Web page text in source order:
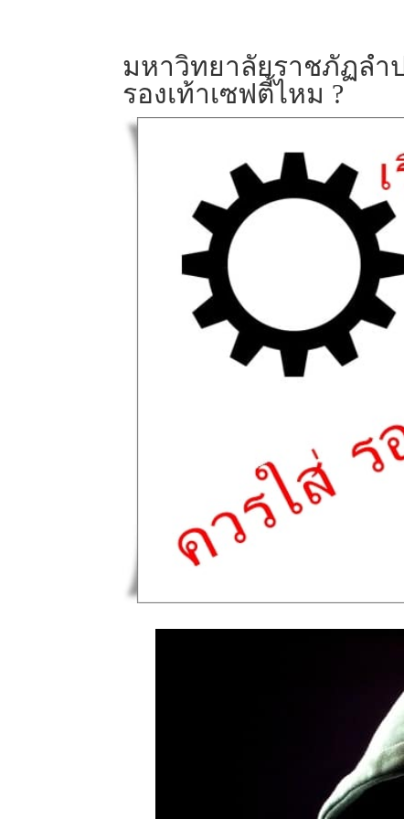
มหาวิทยาลัยราชภัฏลำ
รองเท้าเซฟตี้ไหม ?